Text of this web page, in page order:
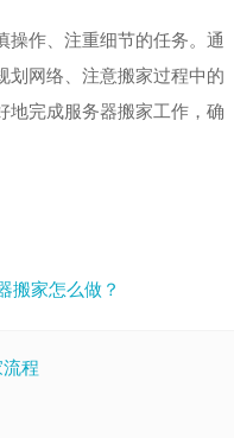
操作、注重细节的任务。通
划网络、注意搬家过程中的
地完成服务器搬家工作，确
搬家怎么做？
程